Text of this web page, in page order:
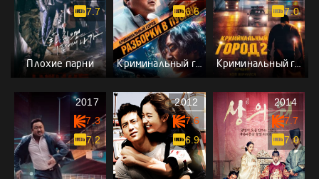
Плохие парни
7.7
Криминальный город: Разборки в Пусане
6.6
Криминальный город 2
7.0
2017
7.3
7.2
2012
7.6
6.9
2014
7.7
7.0